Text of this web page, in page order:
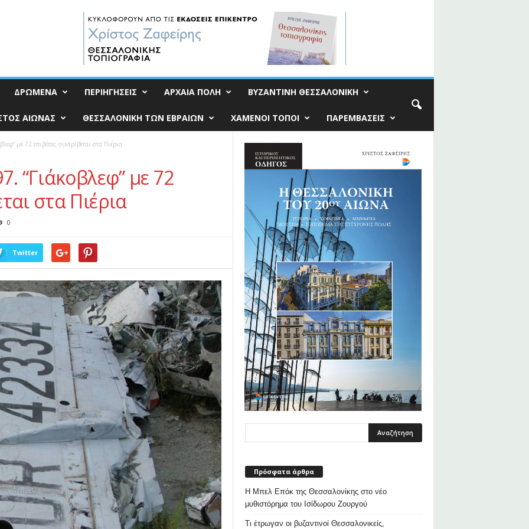
ΔΡΩΜΕΝΑ ΠΕΡΙΗΓΗΣΕΙΣ ΑΡΧΑΙΑ ΠΟΛΗ ΒΥΖΑΝΤΙΝΗ ΘΕΣΣΑΛΟΝΙΚΗ
ΑΙΩΝΑΣ ΘΕΣΣΑΛΟΝΙΚΗ ΤΩΝ ΕΒΡΑΙΩΝ ΧΑΜΕΝΟΙ ΤΟΠΟΙ ΠΑΡΕΜΒΑΣΕΙΣ
με 72 επιβάτες συντρίβεται στα Πιέρια
“Γιάκοβλεφ” με 72
στα Πιέρια
0
Twitter
Πρόσφατα άρθρα
Η Μπελ Επόκ της Θεσσαλονίκης στο νέο
μυθιστόρημα του Ισίδωρου Ζουργού
Τι έτρωγαν οι βυζαντινοί Θεσσαλονικείς,